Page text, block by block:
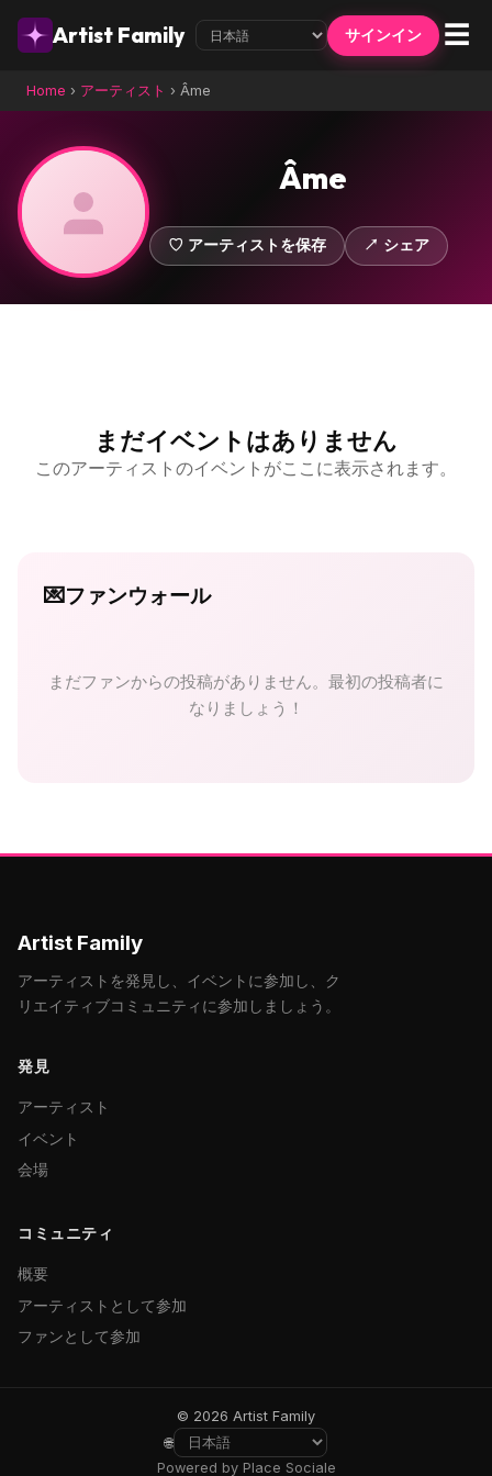
Artist Family サインイン ☰
Home › アーティスト › Âme
Âme
♡ アーティストを保存 ↗ シェア
まだイベントはありません
このアーティストのイベントがここに表示されます。
💌ファンウォール
まだファンからの投稿がありません。最初の投稿者に
なりましょう！
Artist Family
アーティストを発見し、イベントに参加し、ク
リエイティブコミュニティに参加しましょう。
発見
アーティスト
イベント
会場
コミュニティ
概要
アーティストとして参加
ファンとして参加
© 2026 Artist Family
🌐
Powered by Place Sociale